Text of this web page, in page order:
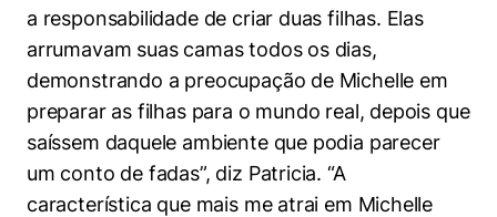
a responsabilidade de criar duas filhas. Elas
arrumavam suas camas todos os dias,
demonstrando a preocupação de Michelle em
preparar as filhas para o mundo real, depois que
saíssem daquele ambiente que podia parecer
um conto de fadas”, diz Patricia. “A
característica que mais me atrai em Michelle